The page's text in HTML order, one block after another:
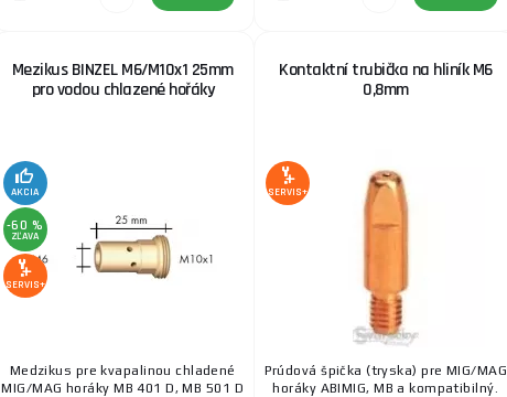
Mezikus BINZEL M6/M10x1 25mm
pro vodou chlazené hořáky
AKCIA
-60 %
ZĽAVA
SERVIS+
Medzikus pre kvapalinou chladené
MIG/MAG horáky MB 401 D, MB 501 D
Kontaktní trubička na hliník M6
0,8mm
SERVIS+
Prúdová špička (tryska) pre MIG/MAG
horáky ABIMIG, MB a kompatibilný.